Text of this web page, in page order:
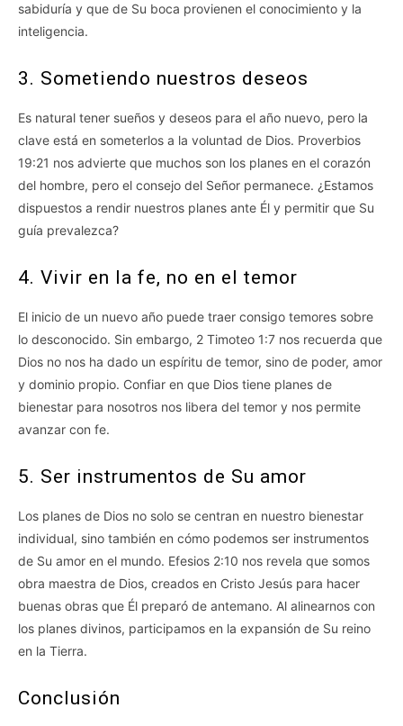
sabiduría y que de Su boca provienen el conocimiento y la
inteligencia.
3. Sometiendo nuestros deseos
Es natural tener sueños y deseos para el año nuevo, pero la
clave está en someterlos a la voluntad de Dios. Proverbios
19:21 nos advierte que muchos son los planes en el corazón
del hombre, pero el consejo del Señor permanece. ¿Estamos
dispuestos a rendir nuestros planes ante Él y permitir que Su
guía prevalezca?
4. Vivir en la fe, no en el temor
El inicio de un nuevo año puede traer consigo temores sobre
lo desconocido. Sin embargo, 2 Timoteo 1:7 nos recuerda que
Dios no nos ha dado un espíritu de temor, sino de poder, amor
y dominio propio. Confiar en que Dios tiene planes de
bienestar para nosotros nos libera del temor y nos permite
avanzar con fe.
5. Ser instrumentos de Su amor
Los planes de Dios no solo se centran en nuestro bienestar
individual, sino también en cómo podemos ser instrumentos
de Su amor en el mundo. Efesios 2:10 nos revela que somos
obra maestra de Dios, creados en Cristo Jesús para hacer
buenas obras que Él preparó de antemano. Al alinearnos con
los planes divinos, participamos en la expansión de Su reino
en la Tierra.
Conclusión